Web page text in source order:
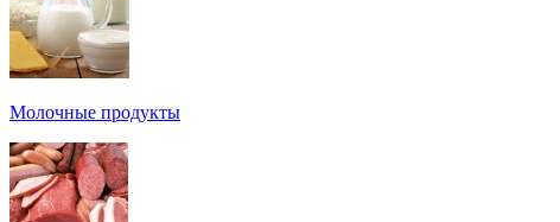
Молочные продукты